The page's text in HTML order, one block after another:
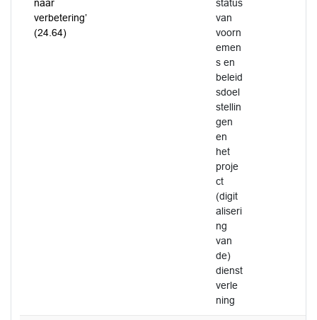
naar
verbetering’
(24.64)
status
van
voorn
emen
s en
beleid
sdoel
stellin
gen
en
het
proje
ct
(digit
aliseri
ng
van
de)
dienst
verle
ning